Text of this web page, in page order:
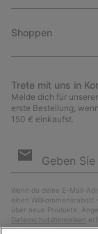
Shoppen
Trete mit uns in
Melde dich für
erste Bestellung,
150 € einkaufst.
Anmeldung
Wenn du deine E-Mail-
einen Willkommensrabatt
über neue Produkte,
Datenschutzhinweisen
verarbeiten und wie du